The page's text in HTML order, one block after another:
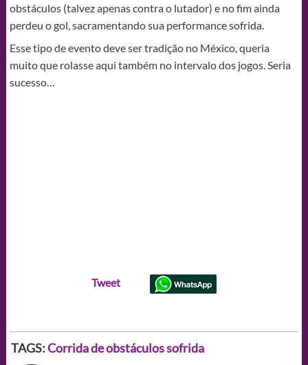
obstáculos (talvez apenas contra o lutador) e no fim ainda
perdeu o gol, sacramentando sua performance sofrida.
Esse tipo de evento deve ser tradição no México, queria
muito que rolasse aqui também no intervalo dos jogos. Seria
sucesso…
Tweet
TAGS:Corrida de obstáculos sofrida